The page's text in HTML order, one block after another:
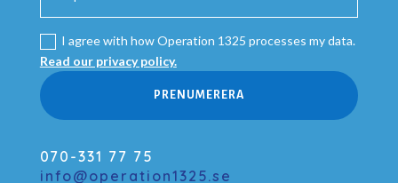
I agree with how Operation 1325 processes my data.
Read our privacy policy.
PRENUMERERA
070-331 77 75
info@operation1325.se